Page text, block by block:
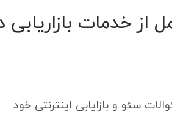
از خدمات بازاریابی
سئو و بازایابی اینترنتی خود